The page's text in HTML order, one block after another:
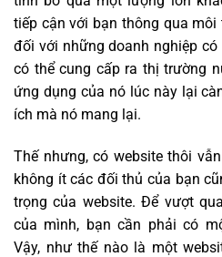
tiếp cận với bạn thông qua
đối với những doanh nghiệp
có thể cung cấp ra thị trường
ứng dụng của nó lúc này lại
ích mà nó mang lại.
Thế nhưng, có website thôi
không ít các đối thủ của bạn
trọng của website. Để vượt
của mình, bạn cần phải có
Vậy, như thế nào là một